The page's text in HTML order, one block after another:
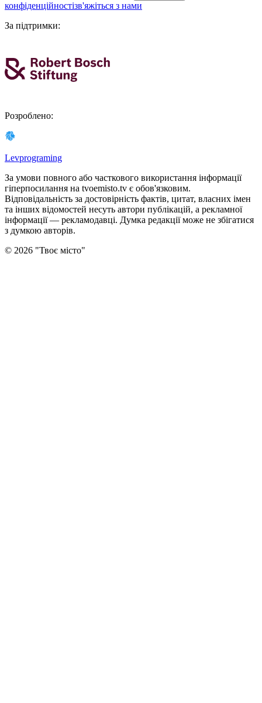
конфіденційностізв'яжіться з нами
За підтримки:
Розроблено:
Levprograming
За умови повного або часткового використання iнформацiї
гіперпосилання на tvoemisto.tv є обов'язковим.
Відповідальність за достовірність фактів, цитат, власних імен
та інших відомостей несуть автори публікацій, а рекламної
інформації — рекламодавці. Думка редакцiї може не збiгатися
з думкою авторiв.
© 2026 "Твоє місто"